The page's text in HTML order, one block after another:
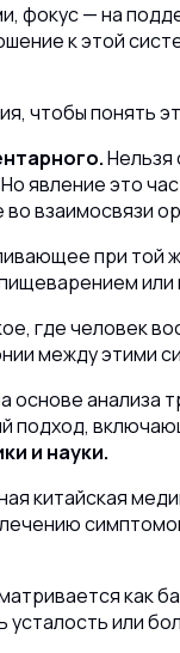
— на
к этой
чтобы понять
Нельзя
явление это
взаимосвязи
при той
где человек
между этими
анализа
подход,
и науки.
китайская
как
усталость или